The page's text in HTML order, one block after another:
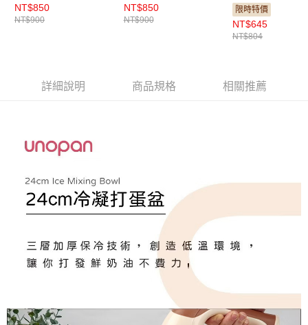
打蛋盆 24cm
NT$850
NT$900
打蛋盆 24cm
NT$850
NT$900
限時特價
NT$645
NT$804
詳細說明 商品規格 相關推薦